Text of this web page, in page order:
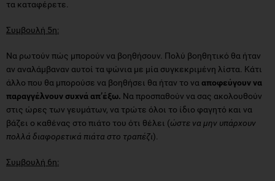
τα καταφέρετε.
Συμβουλή 5η:
Να ρωτούν πώς μπορούν να βοηθήσουν. Πολύ βοηθητικό θα ήταν
αν αναλάμβαναν αυτοί τα ψώνια με μία συγκεκριμένη λίστα. Κάτι
άλλο που θα μπορούσε να βοηθήσει θα ήταν το να αποφεύγουν να
παραγγέλνουν συχνά απ’έξω. Να προσπαθούν να σας ακολουθούν
στις ώρες των γευμάτων, να τρώτε όλοι το ίδιο φαγητό και να
βάζει ο καθένας στο πιάτο του ότι θέλει (ώστε να μην υπάρχουν
πολλά διαφορετικά πιάτα στο τραπέζι).
Συμβουλή 6η: